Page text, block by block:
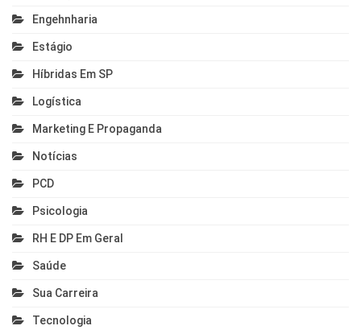
Engehnharia
Estágio
Híbridas Em SP
Logística
Marketing E Propaganda
Notícias
PCD
Psicologia
RH E DP Em Geral
Saúde
Sua Carreira
Tecnologia